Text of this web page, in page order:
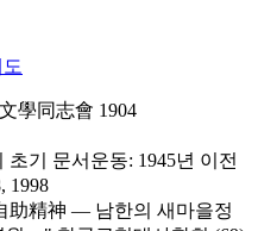
學同志會 1904
기 문서운동: 1945년 이전
1998
助精神 ― 남한의 새마을정